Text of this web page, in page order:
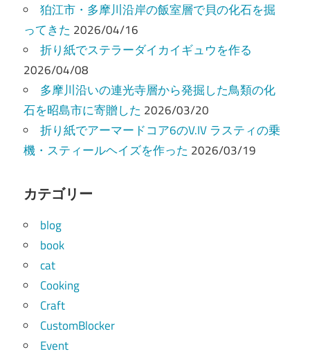
狛江市・多摩川沿岸の飯室層で貝の化石を掘
ってきた 2026/04/16
折り紙でステラーダイカイギュウを作る
2026/04/08
多摩川沿いの連光寺層から発掘した鳥類の化
石を昭島市に寄贈した 2026/03/20
折り紙でアーマードコア6のV.IV ラスティの乗
機・スティールヘイズを作った 2026/03/19
カテゴリー
blog
book
cat
Cooking
Craft
CustomBlocker
Event